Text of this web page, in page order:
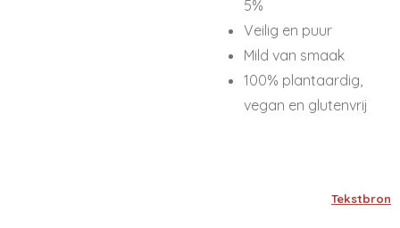
5%
Veilig en puur
Mild van smaak
100% plantaardig,
vegan en glutenvrij
Tekstbron